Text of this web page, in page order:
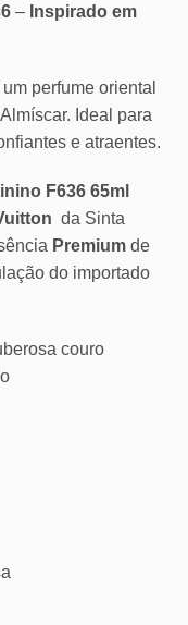
– Inspirado em
perfume oriental
Ideal para
e atraentes.
F636 65ml
da Sinta
Premium de
do importado
couro